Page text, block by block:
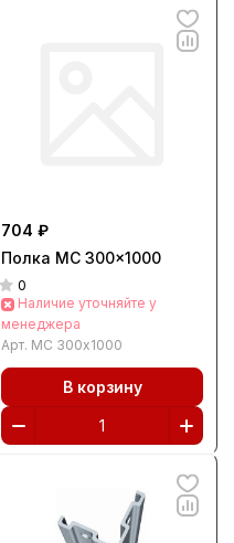
704 ₽
Полка МС 300x1000
0
Наличие уточняйте у
менеджера
Арт. МС 300x1000
В корзину